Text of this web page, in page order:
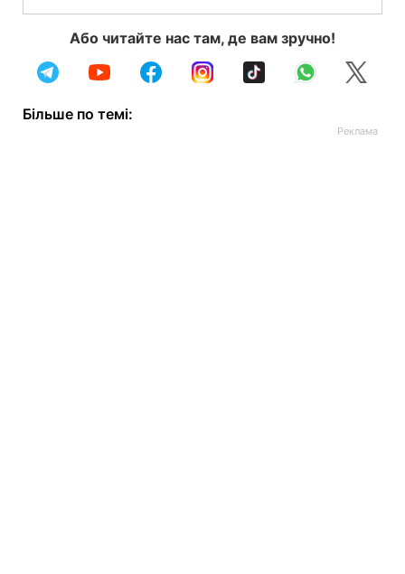
Або читайте нас там, де вам зручно!
Більше по темі: